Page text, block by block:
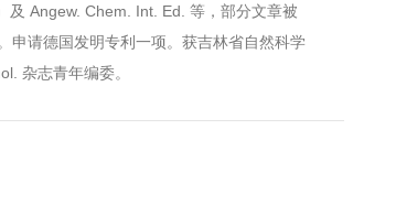
Angew. Chem. Int. Ed. 等，部分文章被
申请德国发明专利一项。获吉林省自然科学
杂志青年编委。